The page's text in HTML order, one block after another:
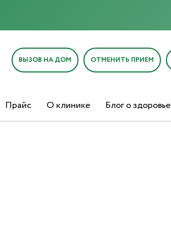
ВЫЗОВ НА ДОМ ОТМЕНИТЬ ПРИЕМ
Прайс О клинике Блог о здоровье
Отправка отзыва